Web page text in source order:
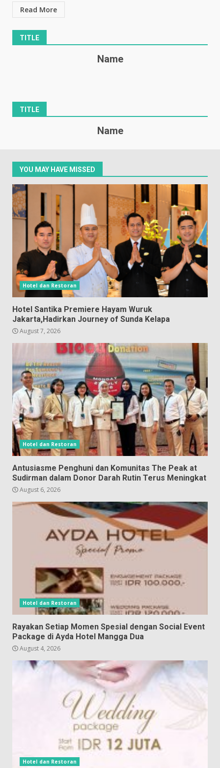
Read More
TITLE
Name
TITLE
Name
YOU MAY HAVE MISSED
Hotel dan Restoran
Hotel Santika Premiere Hayam Wuruk
Jakarta,Hadirkan Journey of Sunda Kelapa
August 7, 2026
Hotel dan Restoran
Antusiasme Penghuni dan Komunitas The Peak at
Sudirman dalam Donor Darah Rutin Terus Meningkat
August 6, 2026
Hotel dan Restoran
Rayakan Setiap Momen Spesial dengan Social Event
Package di Ayda Hotel Mangga Dua
August 4, 2026
Hotel dan Restoran